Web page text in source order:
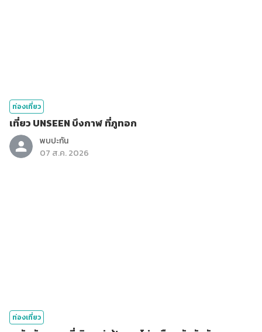
ท่องเที่ยว
เที่ยว UNSEEN บึงกาฬ ที่ภูทอก
พบปะกัน
07 ส.ค. 2026
ท่องเที่ยว